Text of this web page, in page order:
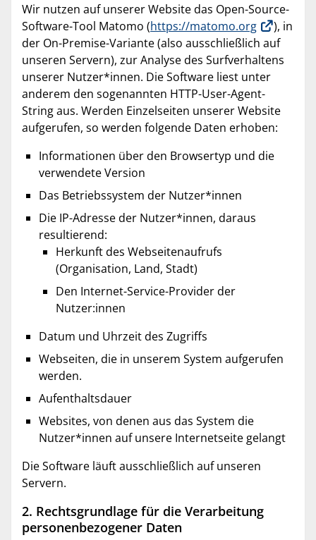
Wir nutzen auf unserer Website das Open-Source-
Software-Tool Matomo (https://matomo.org
), in
der On-Premise-Variante (also ausschließlich auf
unseren Servern), zur Analyse des Surfverhaltens
unserer Nutzer*innen. Die Software liest unter
anderem den sogenannten HTTP-User-Agent-
String aus. Werden Einzelseiten unserer Website
aufgerufen, so werden folgende Daten erhoben:
Informationen über den Browsertyp und die
verwendete Version
Das Betriebssystem der Nutzer*innen
Die IP-Adresse der Nutzer*innen, daraus
resultierend:
Herkunft des Webseitenaufrufs
(Organisation, Land, Stadt)
Den Internet-Service-Provider der
Nutzer:innen
Datum und Uhrzeit des Zugriffs
Webseiten, die in unserem System aufgerufen
werden.
Aufenthaltsdauer
Websites, von denen aus das System die
Nutzer*innen auf unsere Internetseite gelangt
Die Software läuft ausschließlich auf unseren
Servern.
2. Rechtsgrundlage für die Verarbeitung
personenbezogener Daten